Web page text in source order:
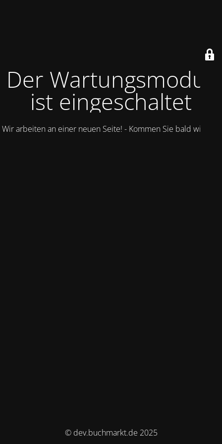
Der Wartungsmodus
ist eingeschaltet
Wir arbeiten an einer neuen Seite! - Kommen Sie bald wieder.
© dev.buchmarkt.de 2025